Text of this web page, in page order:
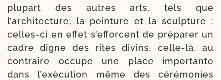
plu­part des autres arts, tels que
l’architecture, la pein­ture et la sculp­ture :
celles-​ci en effet s’efforcent de pré­pa­rer un
cadre digne des rites divins, celle-​là, au
contraire occupe une place impor­tante
dans l’exécution même des céré­mo­nies